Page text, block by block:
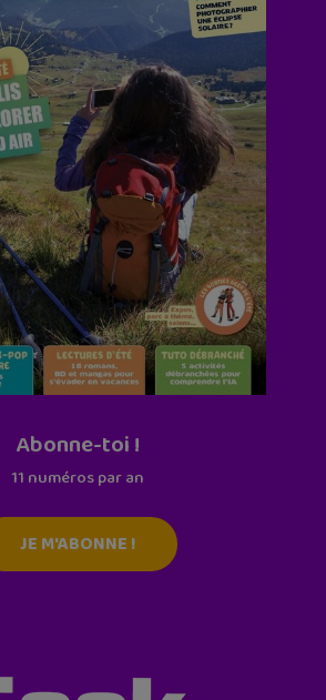
Abonne-toi !
11 numéros par an
JE M'ABONNE !